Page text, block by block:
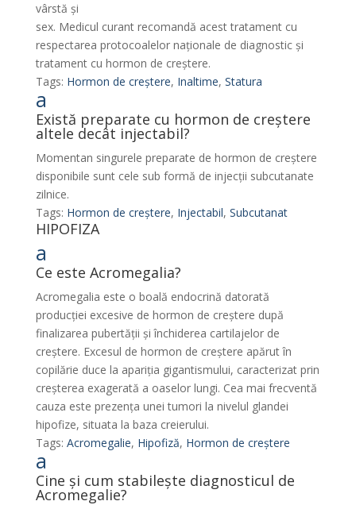
vârstă și
sex. Medicul curant recomandă acest tratament cu
respectarea protocoalelor naționale de diagnostic și
tratament cu hormon de creștere.
Tags: Hormon de creștere, Inaltime, Statura
a
Există preparate cu hormon de creștere
altele decât injectabil?
Momentan singurele preparate de hormon de creștere
disponibile sunt cele sub formă de injecții subcutanate
zilnice.
Tags: Hormon de creștere, Injectabil, Subcutanat
HIPOFIZA
a
Ce este Acromegalia?
Acromegalia este o boală endocrină datorată
producției excesive de hormon de creștere după
finalizarea pubertății și închiderea cartilajelor de
creștere. Excesul de hormon de creștere apărut în
copilărie duce la apariția gigantismului, caracterizat prin
creșterea exagerată a oaselor lungi. Cea mai frecventă
cauza este prezența unei tumori la nivelul glandei
hipofize, situata la baza creierului.
Tags: Acromegalie, Hipofiză, Hormon de creștere
a
Cine și cum stabilește diagnosticul de
Acromegalie?